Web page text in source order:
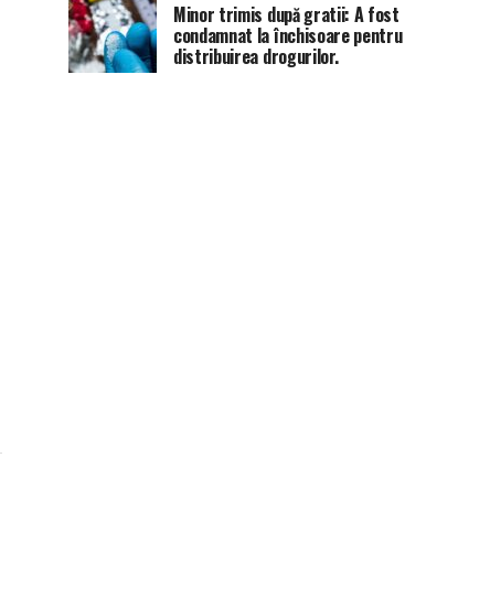
Minor trimis după gratii: A fost
condamnat la închisoare pentru
distribuirea drogurilor.